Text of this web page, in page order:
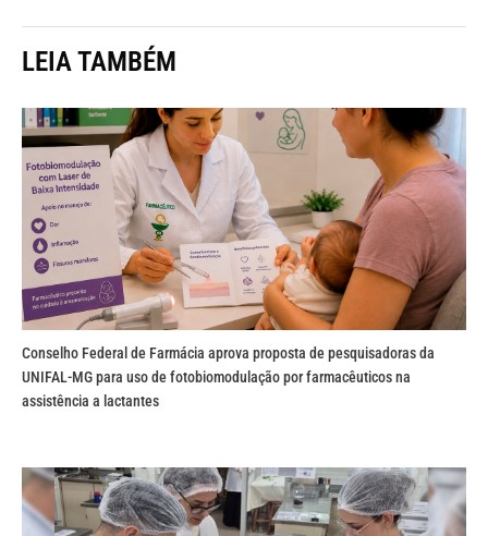
LEIA TAMBÉM
Conselho Federal de Farmácia aprova proposta de pesquisadoras da
UNIFAL-MG para uso de fotobiomodulação por farmacêuticos na
assistência a lactantes